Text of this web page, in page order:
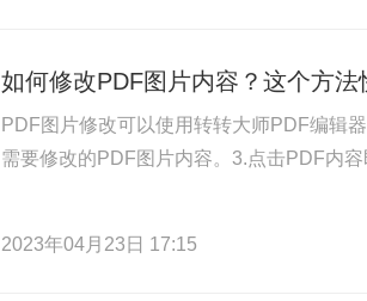
如何修改PDF图片内容？这个方法
PDF图片修改可以使用转转大师PDF编辑
需要修改的PDF图片内容。3.点击PDF内
2023年04月23日 17:15